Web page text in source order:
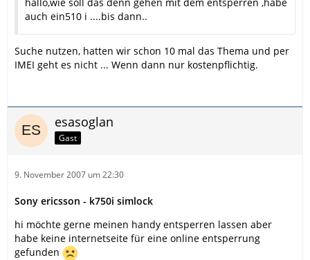
auch ein510 i ....bis dann..
Suche nutzen, hatten wir schon 10 mal das Thema und per
IMEI geht es nicht ... Wenn dann nur kostenpflichtig.
esasoglan
Gast
9. November 2007 um 22:30
Sony ericsson - k750i simlock
hi möchte gerne meinen handy entsperren lassen aber
habe keine internetseite für eine online entsperrung
gefunden